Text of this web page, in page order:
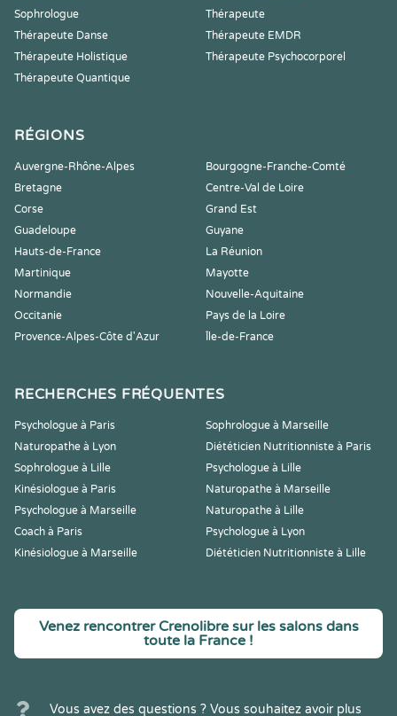
Sophrologue
Thérapeute
Thérapeute Danse
Thérapeute EMDR
Thérapeute Holistique
Thérapeute Psychocorporel
Thérapeute Quantique
RÉGIONS
Auvergne-Rhône-Alpes
Bourgogne-Franche-Comté
Bretagne
Centre-Val de Loire
Corse
Grand Est
Guadeloupe
Guyane
Hauts-de-France
La Réunion
Martinique
Mayotte
Normandie
Nouvelle-Aquitaine
Occitanie
Pays de la Loire
Provence-Alpes-Côte d'Azur
Île-de-France
RECHERCHES FRÉQUENTES
Psychologue à Paris
Sophrologue à Marseille
Naturopathe à Lyon
Diététicien Nutritionniste à Paris
Sophrologue à Lille
Psychologue à Lille
Kinésiologue à Paris
Naturopathe à Marseille
Psychologue à Marseille
Naturopathe à Lille
Coach à Paris
Psychologue à Lyon
Kinésiologue à Marseille
Diététicien Nutritionniste à Lille
Venez rencontrer Crenolibre sur les salons dans
toute la France !
Vous avez des questions ? Vous souhaitez avoir plus